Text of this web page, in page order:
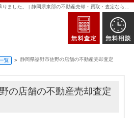
覧 静岡県裾野市佐野の店舗の不動産売却査定
の店舗の不動産売却査定